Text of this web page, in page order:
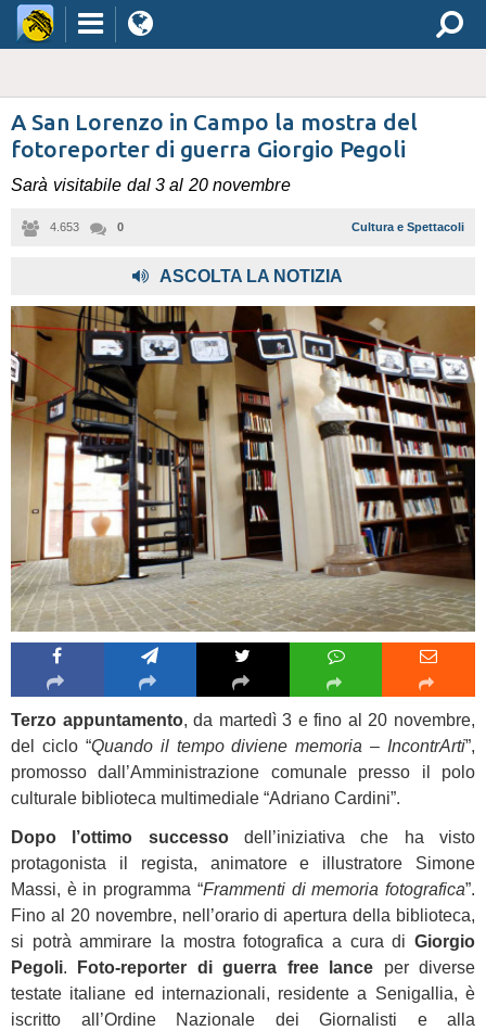
A San Lorenzo in Campo la mostra del
fotoreporter di guerra Giorgio Pegoli
Sarà visitabile dal 3 al 20 novembre
4.653 0 Cultura e Spettacoli
ASCOLTA LA NOTIZIA
Terzo appuntamento, da martedì 3 e fino al 20 novembre,
del ciclo “Quando il tempo diviene memoria – IncontrArti”,
promosso dall’Amministrazione comunale presso il polo
culturale biblioteca multimediale “Adriano Cardini”.
Dopo l’ottimo successodell’iniziativa che ha visto
protagonista il regista, animatore e illustratore Simone
Massi, è in programma “Frammenti di memoria fotografica”.
Fino al 20 novembre, nell’orario di apertura della biblioteca,
si potrà ammirare la mostra fotografica a cura di Giorgio
Pegoli. Foto-reporter di guerra free lance per diverse
testate italiane ed internazionali, residente a Senigallia, è
iscritto all’Ordine Nazionale dei Giornalisti e alla